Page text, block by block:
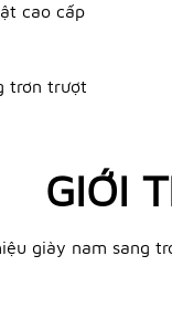
cao cấp
trơn trượt
GIỚI
giày nam sang